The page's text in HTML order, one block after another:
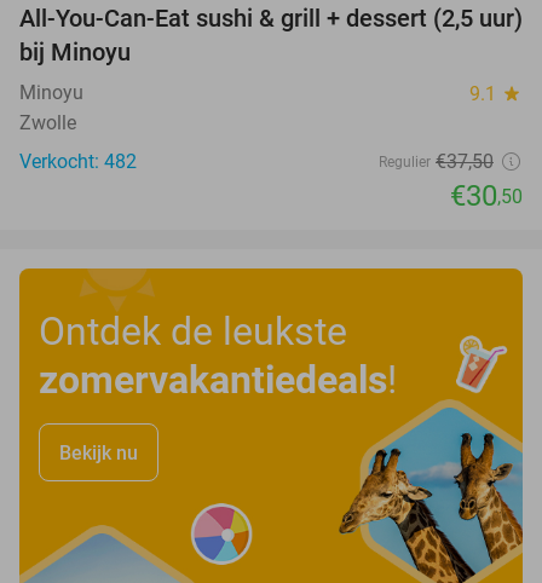
19%
All-You-Can-Eat sushi & grill + dessert (2,5 uur)
bij Minoyu
Minoyu 9.1 star
Zwolle
Verkocht: 482
Regulier €37,50
€30,50
Ontdek de leukste
zomervakantiedeals!
Bekijk nu